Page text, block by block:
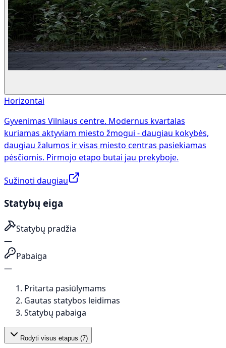
Horizontai
Gyvenimas Vilniaus centre. Modernus kvartalas
kuriamas aktyviam miesto žmogui - daugiau kokybės,
daugiau žalumos ir visas miesto centras pasiekiamas
pėsčiomis. Pirmojo etapo butai jau prekyboje.
Sužinoti daugiau
Statybų eiga
Statybų pradžia
—
Pabaiga
—
Pritarta pasiūlymams
Gautas statybos leidimas
Statybų pabaiga
Rodyti visus etapus (7)